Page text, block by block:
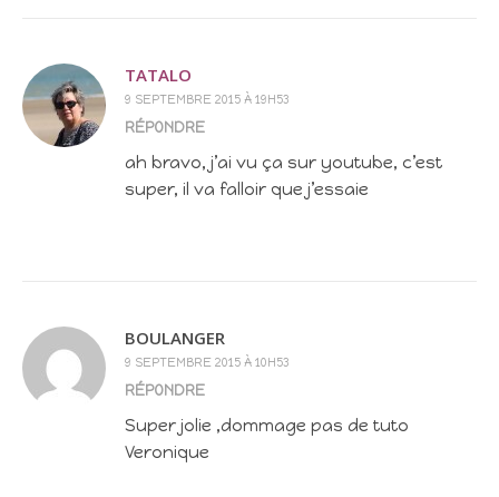
TATALO
9 SEPTEMBRE 2015 À 19H53
RÉPONDRE
ah bravo, j’ai vu ça sur youtube, c’est
super, il va falloir que j’essaie
BOULANGER
9 SEPTEMBRE 2015 À 10H53
RÉPONDRE
Super jolie ,dommage pas de tuto
Veronique